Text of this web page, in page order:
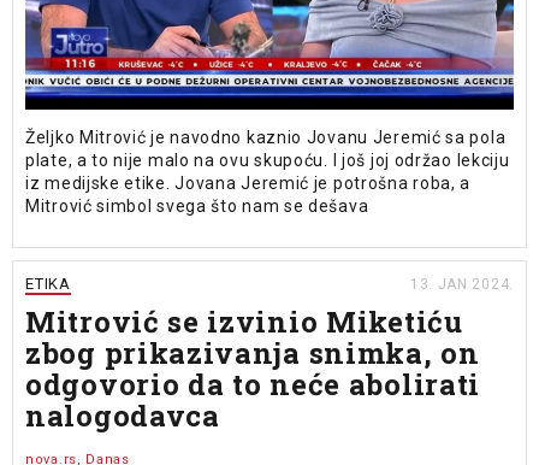
Željko Mitrović je navodno kaznio Jovanu Jeremić sa pola
plate, a to nije malo na ovu skupoću. I još joj održao lekciju
iz medijske etike. Jovana Jeremić je potrošna roba, a
Mitrović simbol svega što nam se dešava
ETIKA 13. JAN 2024.
Mitrović se izvinio Miketiću
zbog prikazivanja snimka, on
odgovorio da to neće abolirati
nalogodavca
nova.rs, Danas